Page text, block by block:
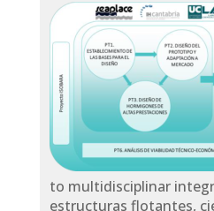
to multidisciplinar
estructuras flotantes,